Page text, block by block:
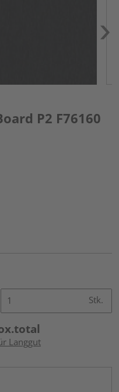
P2 F76160
Stk.
Langgut